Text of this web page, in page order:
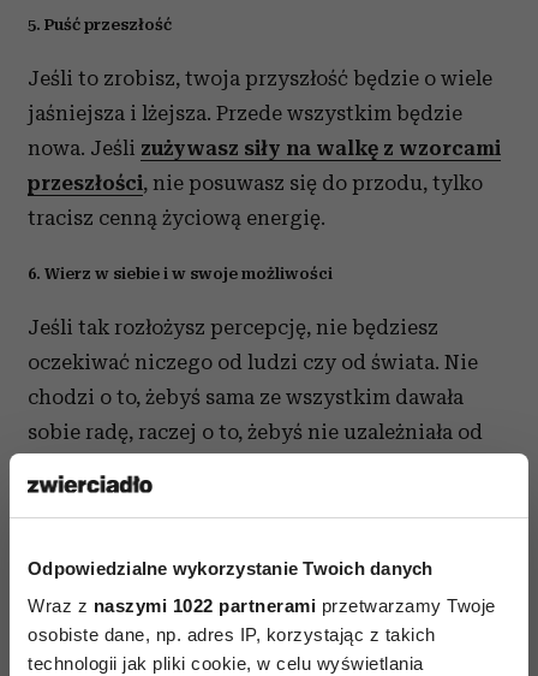
Odpowiedzialne wykorzystanie Twoich danych
Wraz z naszymi 1022 partnerami przetwarzamy Twoje
osobiste dane, np. adres IP, korzystając z takich
technologii jak pliki cookie, w celu wyświetlania
5. Puść przeszłość
Jeśli to zrobisz, twoja przyszłość będzie o wiele
jaśniejsza i lżejsza. Przede wszystkim będzie
nowa. Jeśli zużywasz siły na walkę z wzorcami
przeszłości, nie posuwasz się do przodu, tylko
tracisz cenną życiową energię.
6. Wierz w siebie i w swoje możliwości
Jeśli tak rozłożysz percepcję, nie będziesz
oczekiwać niczego od ludzi czy od świata. Nie
chodzi o to, żebyś sama ze wszystkim dawała
sobie radę, raczej o to, żebyś nie uzależniała od
One są błogosławieństwem a nie utrapieniem. Są